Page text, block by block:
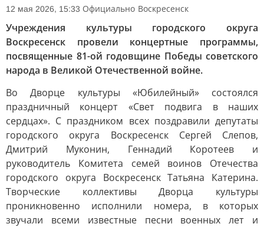
12 мая 2026, 15:33 Официально Воскресенск
Учреждения культуры городского округа
Воскресенск провели концертные программы,
посвященные 81-ой годовщине Победы советского
народа в Великой Отечественной войне.
Во Дворце культуры «Юбилейный» состоялся
праздничный концерт «Свет подвига в наших
сердцах». С праздником всех поздравили депутаты
городского округа Воскресенск Сергей Слепов,
Дмитрий Муконин, Геннадий Коротеев и
руководитель Комитета семей воинов Отечества
городского округа Воскресенск Татьяна Катерина.
Творческие коллективы Дворца культуры
проникновенно исполнили номера, в которых
звучали всеми известные песни военных лет и